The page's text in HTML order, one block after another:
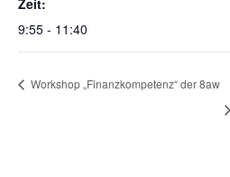
Zeit:
9:55 - 11:40
Workshop „Finanzkompetenz“ der 8aw